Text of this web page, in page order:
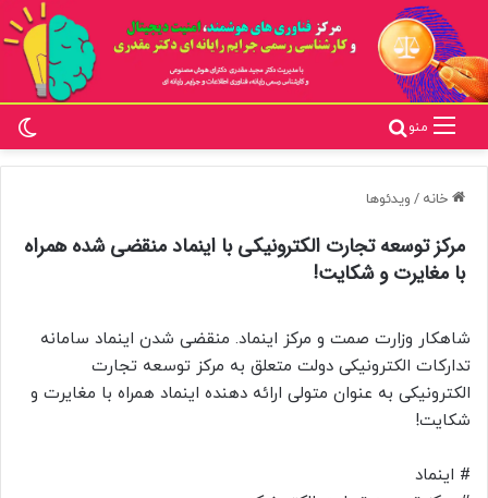
منو
خانه / ویدئوها
مرکز توسعه تجارت الکترونیکی با اینماد منقضی شده همراه
با مغایرت و شکایت!
شاهکار وزارت صمت و مرکز اینماد. منقضی شدن اینماد سامانه
تدارکات الکترونیکی دولت متعلق به مرکز توسعه تجارت
الکترونیکی به عنوان متولی ارائه دهنده اینماد همراه با مغایرت و
شکایت!
# اینماد